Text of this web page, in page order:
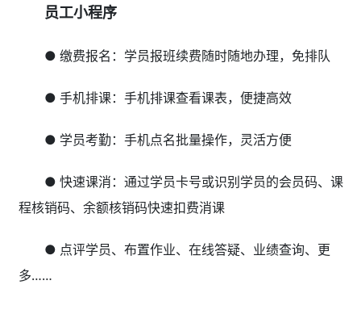
员工小程序
● 缴费报名：学员报班续费随时随地办理，免排队
● 手机排课：手机排课查看课表，便捷高效
● 学员考勤：手机点名批量操作，灵活方便
● 快速课消：通过学员卡号或识别学员的会员码、课
程核销码、余额核销码快速扣费消课
● 点评学员、布置作业、在线答疑、业绩查询、更
多……